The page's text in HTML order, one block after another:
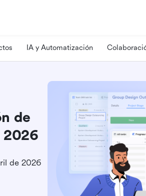
IA y Automatización
de
2026
de 2026